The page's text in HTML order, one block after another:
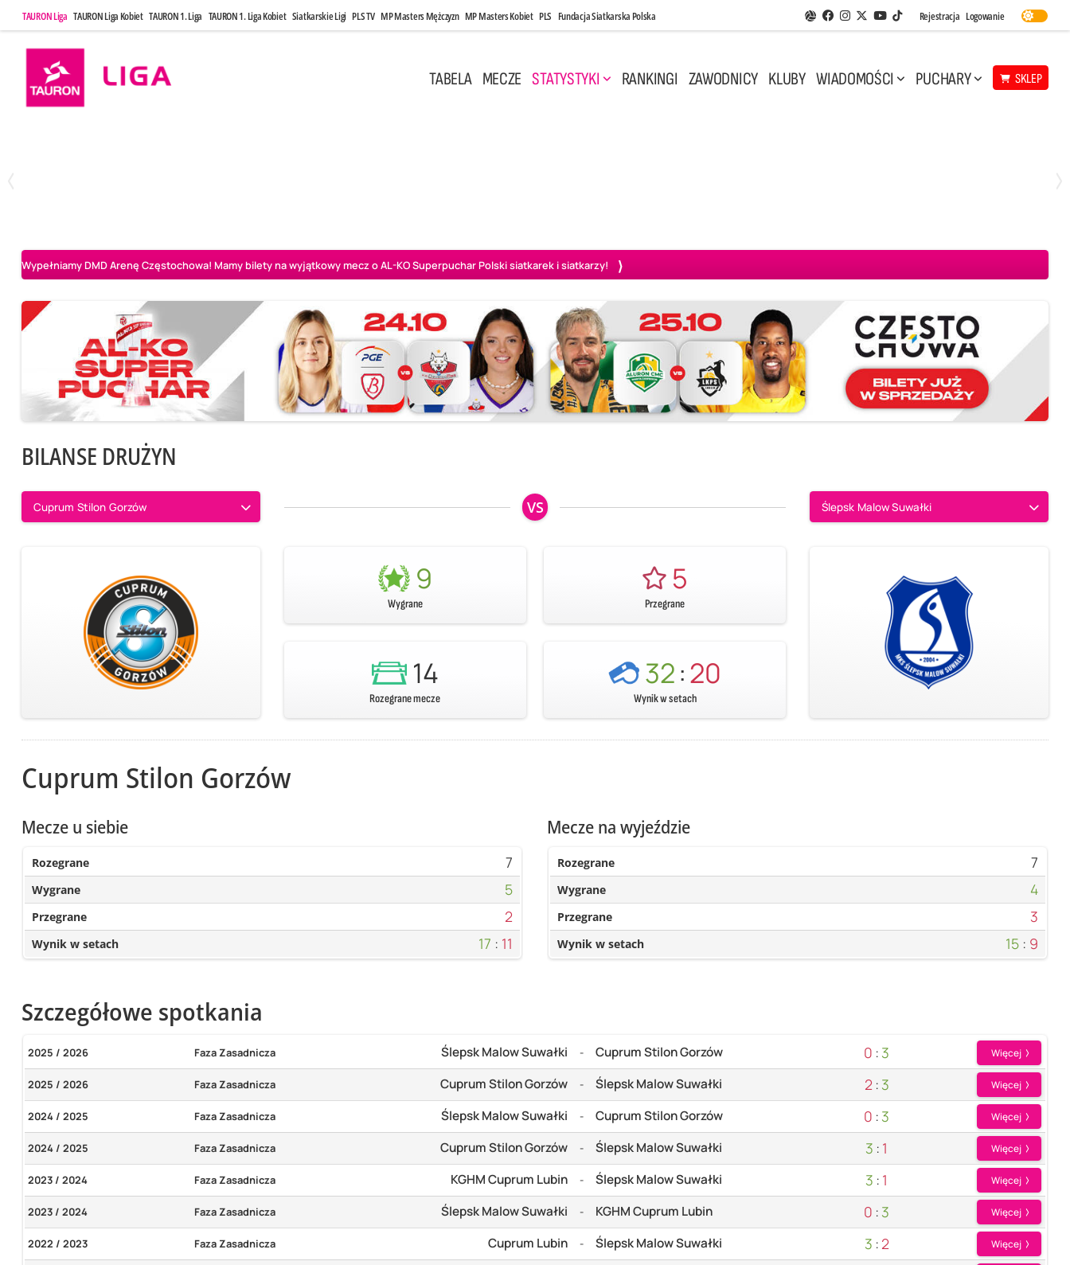
TAURON Liga TAURON Liga Kobiet TAURON 1. Liga TAURON 1. Liga Kobiet Siatkarskie Ligi PLS TV MP Masters Mężczyzn MP Masters Kobiet PLS Fundacja Siatkarska Polska Aplikacja Siatkarskie Ligi
Facebook
Instagram
Twitter
Youtube
TikTok
Rejestracja Logowanie
TABELA MECZE STATYSTYKI RANKINGI ZAWODNICY KLUBY WIADOMOŚCI PUCHARY SKLEP
Wypełniamy DMD Arenę Częstochowa! Mamy bilety na wyjątkowy mecz o AL-KO Superpuchar Polski siatkarek i siatkarzy!
BILANSE DRUŻYN
Cuprum Stilon Gorzów VS Ślepsk Malow Suwałki
9
Wygrane
5
Przegrane
14
Rozegrane mecze
32:20
Wynik w setach
Cuprum Stilon Gorzów
Mecze u siebie
Rozegrane 7
Wygrane 5
Przegrane 2
Wynik w setach 17 : 11
Mecze na wyjeździe
Rozegrane 7
Wygrane 4
Przegrane 3
Wynik w setach 15 : 9
Szczegółowe spotkania
2025 / 2026 Faza Zasadnicza Ślepsk Malow Suwałki - Cuprum Stilon Gorzów 0 : 3 Więcej
2025 / 2026 Faza Zasadnicza Cuprum Stilon Gorzów - Ślepsk Malow Suwałki 2 : 3 Więcej
2024 / 2025 Faza Zasadnicza Ślepsk Malow Suwałki - Cuprum Stilon Gorzów 0 : 3 Więcej
2024 / 2025 Faza Zasadnicza Cuprum Stilon Gorzów - Ślepsk Malow Suwałki 3 : 1 Więcej
2023 / 2024 Faza Zasadnicza KGHM Cuprum Lubin - Ślepsk Malow Suwałki 3 : 1 Więcej
2023 / 2024 Faza Zasadnicza Ślepsk Malow Suwałki - KGHM Cuprum Lubin 0 : 3 Więcej
2022 / 2023 Faza Zasadnicza Cuprum Lubin - Ślepsk Malow Suwałki 3 : 2 Więcej